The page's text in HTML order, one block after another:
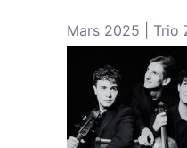
Mars 2025 | Trio